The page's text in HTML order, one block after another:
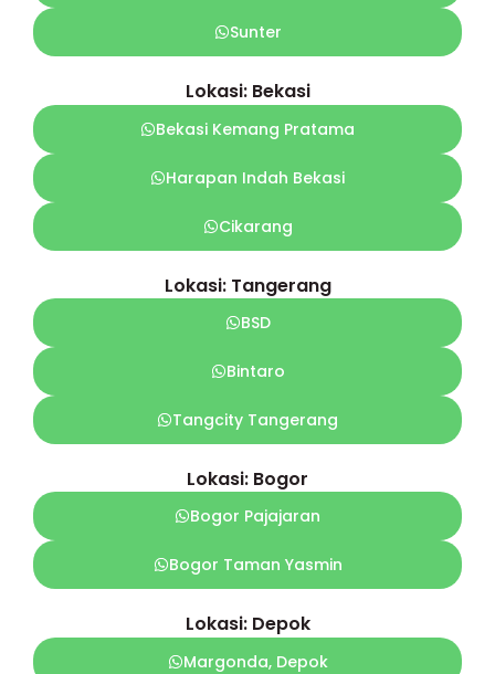
Sunter
Lokasi: Bekasi
Bekasi Kemang Pratama
Harapan Indah Bekasi
Cikarang
Lokasi: Tangerang
BSD
Bintaro
Tangcity Tangerang
Lokasi: Bogor
Bogor Pajajaran
Bogor Taman Yasmin
Lokasi: Depok
Margonda, Depok